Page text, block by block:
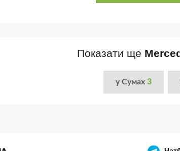
Показати ще
у Сумах 3